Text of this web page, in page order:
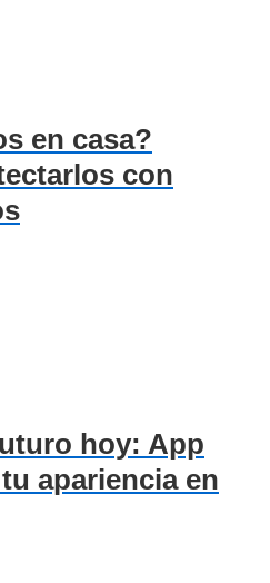
en casa?
con
hoy: App
apariencia en